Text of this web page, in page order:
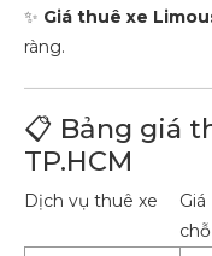
✨ Giá thuê xe
ràng.
📋 Bảng giá
TP.HCM
Dịch vụ thuê xe